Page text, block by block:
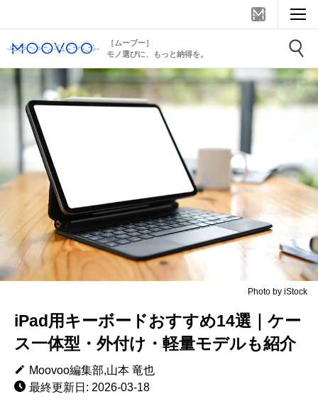
［ムーブー］
モノ選びに、もっと納得を。
Photo by iStock
iPad用キーボードおすすめ14選｜ケー
ス一体型・外付け・軽量モデルも紹介
Moovoo編集部,山本 竜也
最終更新日: 2026-03-18